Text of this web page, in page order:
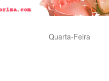
Quarta-Feira